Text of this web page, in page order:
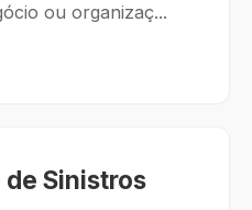
ou organizaç...
Sinistros